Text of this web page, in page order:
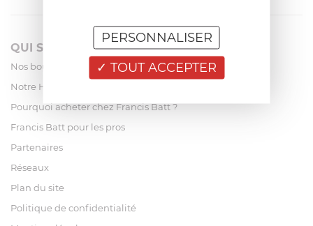
QUI SOMMES-NOUS?
Nos boutiques
Notre Histoire
Pourquoi acheter chez Francis Batt ?
Francis Batt pour les pros
Partenaires
Réseaux
Plan du site
Politique de confidentialité
TOUT ACCEPTER
PERSONNALISER